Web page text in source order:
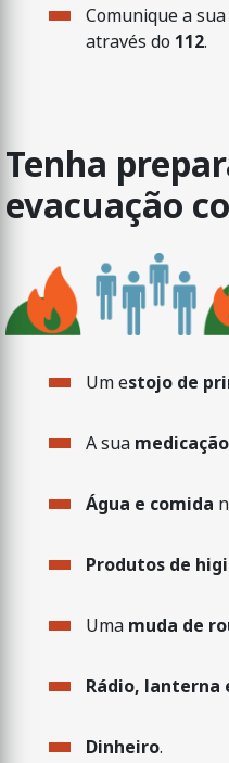
Comunique a
através do 112.
Tenha
evacuação
Um estojo de
A sua medicação
Água e comida
Produtos de
Uma muda de
Rádio, lanterna
Dinheiro.